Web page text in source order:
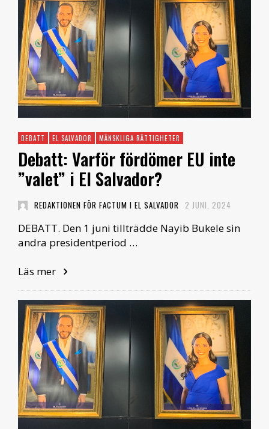
DEBATT EL SALVADOR MÄNSKLIGA RÄTTIGHETER
Debatt: Varför fördömer EU inte
”valet” i El Salvador?
REDAKTIONEN FÖR FACTUM I EL SALVADOR 2 JUNI, 2024
DEBATT. Den 1 juni tillträdde Nayib Bukele sin
andra presidentperiod …
Läs mer